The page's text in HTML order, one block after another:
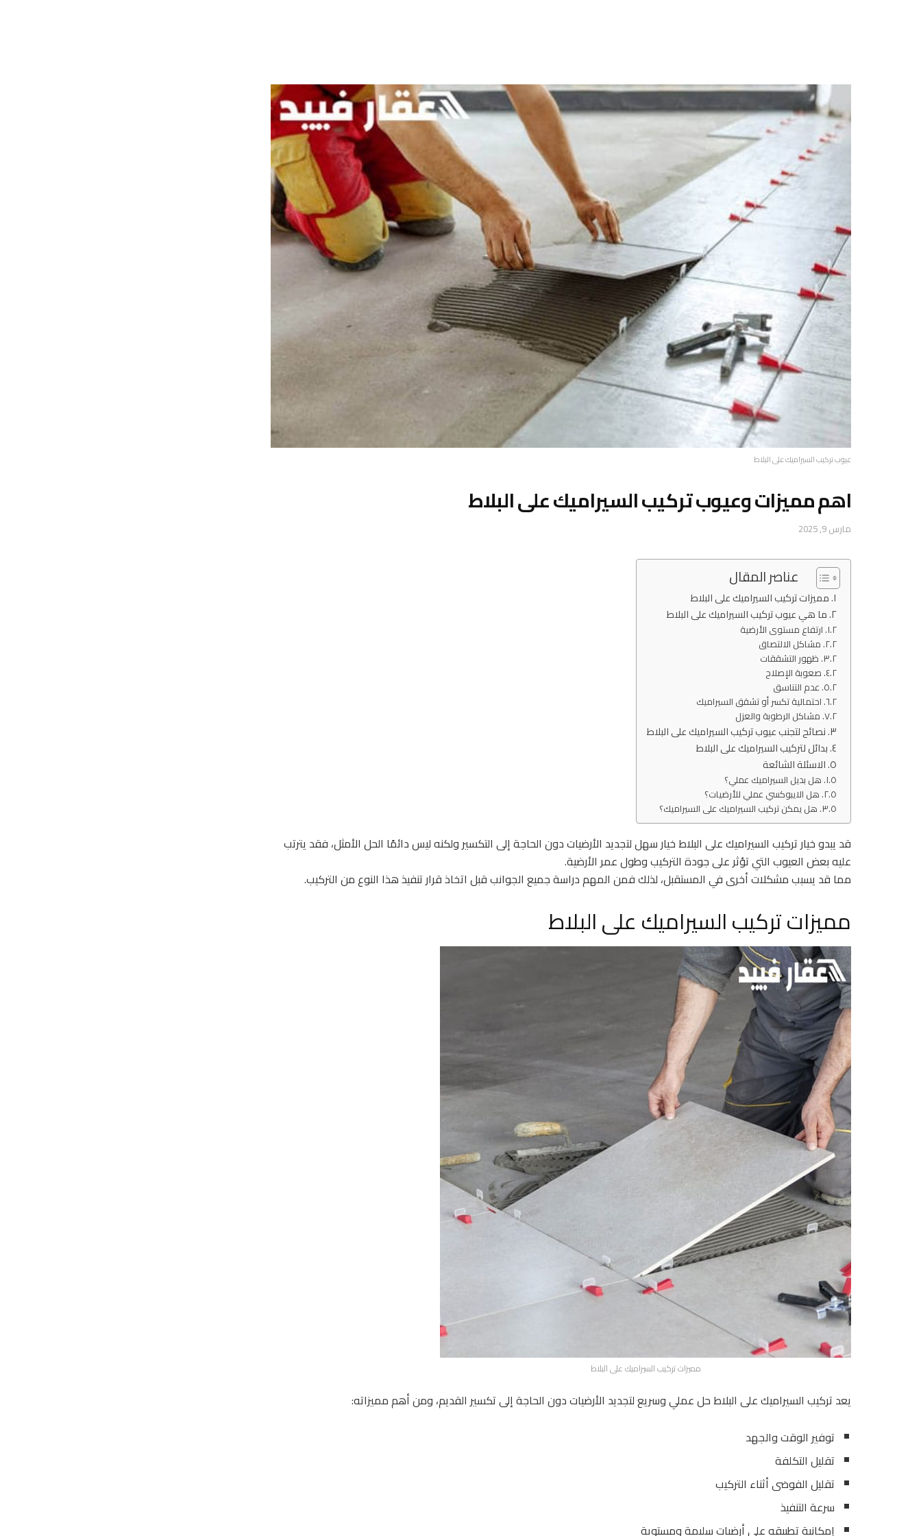
عيوب تركيب السيراميك على البلاط
اهم مميزات وعيوب تركيب السيراميك على البلاط
مارس 9, 2025
عناصر المقال
مميزات تركيب السيراميك على البلاط
ما هي عيوب تركيب السيراميك على البلاط
ارتفاع مستوى الأرضية
مشاكل الالتصاق
ظهور التشققات
صعوبة الإصلاح
عدم التناسق
احتمالية تكسر أو تشقق السيراميك
مشاكل الرطوبة والعزل
نصائح لتجنب عيوب تركيب السيراميك على البلاط
بدائل لتركيب السيراميك على البلاط
الاسئلة الشائعة
هل بديل السيراميك عملي؟
هل الايبوكسي عملي للأرضيات؟
هل يمكن تركيب السيراميك على السيراميك؟
قد يبدو خيار تركيب السيراميك على البلاط خيار سهل لتجديد الأرضيات دون الحاجة إلى التكسير ولكنه ليس دائمًا الحل الأمثل، فقد يترتب
عليه بعض العيوب التي تؤثر على جودة التركيب وطول عمر الأرضية.
مما قد يسبب مشكلات أخرى في المستقبل، لذلك فمن المهم دراسة جميع الجوانب قبل اتخاذ قرار تنفيذ هذا النوع من التركيب.
مميزات تركيب السيراميك على البلاط
مميزات تركيب السيراميك على البلاط
يعد تركيب السيراميك على البلاط حل عملي وسريع لتجديد الأرضيات دون الحاجة إلى تكسير القديم، ومن أهم مميزاته:
توفير الوقت والجهد
تقليل التكلفة
تقليل الفوضى أثناء التركيب
سرعة التنفيذ
إمكانية تطبيقه على أرضيات سليمة ومستوية